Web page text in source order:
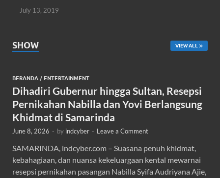
July 13, 2019
SHOW VIEW ALL
BERANDA / ENTERTAINMENT
Dihadiri Gubernur hingga Sultan, Resepsi
Pernikahan Nabilla dan Yovi Berlangsung
Khidmat di Samarinda
June 8, 2026 - by indcyber - Leave a Comment
SAMARINDA, indcyber.com – Suasana penuh khidmat,
kebahagiaan, dan nuansa kekeluargaan kental mewarnai
resepsi pernikahan pasangan Nabilla Syifa Audriyana Ajie,